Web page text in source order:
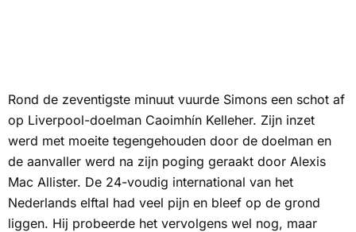
Rond de zeventigste minuut vuurde Simons een schot af
op Liverpool-doelman Caoimhín Kelleher. Zijn inzet
werd met moeite tegengehouden door de doelman en
de aanvaller werd na zijn poging geraakt door Alexis
Mac Allister. De 24-voudig international van het
Nederlands elftal had veel pijn en bleef op de grond
liggen. Hij probeerde het vervolgens wel nog, maar